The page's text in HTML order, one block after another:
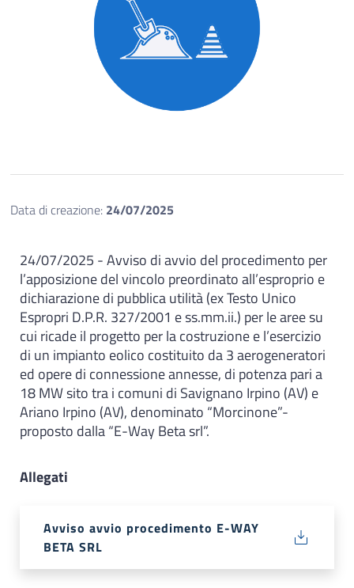
Data di creazione: 24/07/2025
24/07/2025 - Avviso di avvio del procedimento per
l’apposizione del vincolo preordinato all’esproprio e
dichiarazione di pubblica utilità (ex Testo Unico
Espropri D.P.R. 327/2001 e ss.mm.ii.) per le aree su
cui ricade il progetto per la costruzione e l’esercizio
di un impianto eolico costituito da 3 aerogeneratori
ed opere di connessione annesse, di potenza pari a
18 MW sito tra i comuni di Savignano Irpino (AV) e
Ariano Irpino (AV), denominato “Morcinone”-
proposto dalla “E-Way Beta srl”.
Allegati
Avviso avvio procedimento E-WAY
BETA SRL